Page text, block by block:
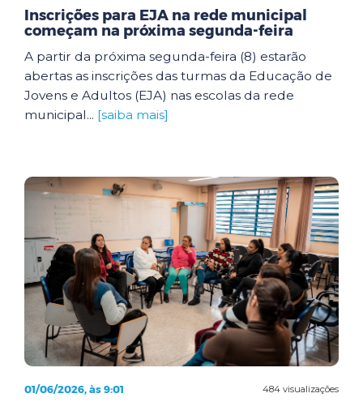
Inscrições para EJA na rede municipal
começam na próxima segunda-feira
A partir da próxima segunda-feira (8) estarão
abertas as inscrições das turmas da Educação de
Jovens e Adultos (EJA) nas escolas da rede
municipal... [saiba mais]
484 visualizações
01/06/2026, às 9:01